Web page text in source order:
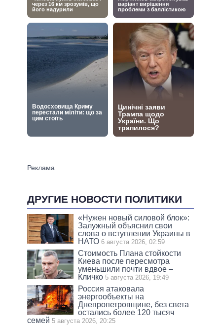
ДРУГИЕ НОВОСТИ ПОЛИТИКИ
«Нужен новый силовой блок»:
Залужный объяснил свои
слова о вступлении Украины в
НАТО 6 августа 2026, 02:59
Стоимость Плана стойкости
Киева после пересмотра
уменьшили почти вдвое –
Кличко 5 августа 2026, 19:49
Россия атаковала
энергообъекты на
Днепропетровщине, без света
остались более 120 тысяч
семей 5 августа 2026, 20:25